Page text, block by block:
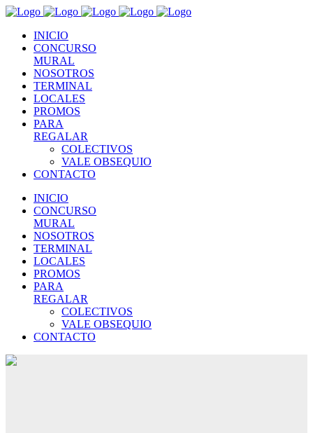
INICIO
CONCURSO
MURAL
NOSOTROS
TERMINAL
LOCALES
PROMOS
PARA
REGALAR
COLECTIVOS
VALE OBSEQUIO
CONTACTO
INICIO
CONCURSO
MURAL
NOSOTROS
TERMINAL
LOCALES
PROMOS
PARA
REGALAR
COLECTIVOS
VALE OBSEQUIO
CONTACTO